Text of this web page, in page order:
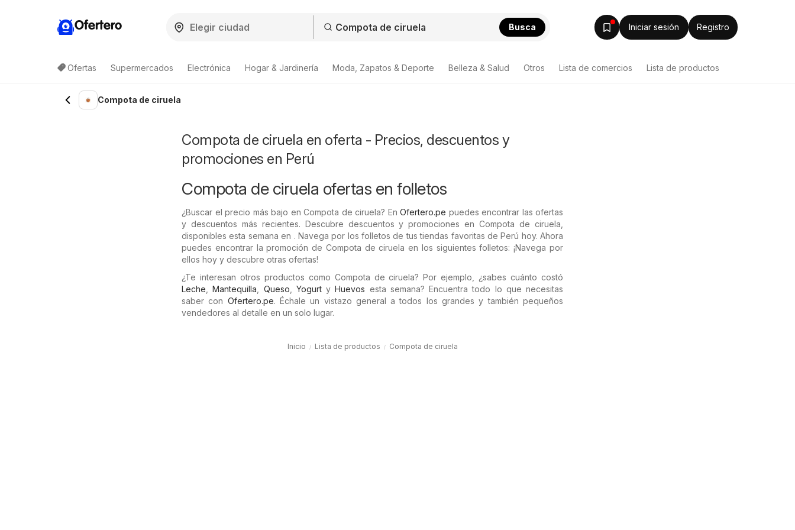
Ofertero Busca Iniciar sesión Registro
Ofertas Supermercados Electrónica Hogar & Jardinería Moda, Zapatos & Deporte Belleza & Salud Otros Lista de comercios Lista de productos
Compota de ciruela
Compota de ciruela en oferta - Precios, descuentos y
promociones en Perú
Compota de ciruela ofertas en folletos
¿Buscar el precio más bajo en Compota de ciruela? En Ofertero.pe puedes encontrar las ofertas
y descuentos más recientes. Descubre descuentos y promociones en Compota de ciruela,
disponibles esta semana en . Navega por los folletos de tus tiendas favoritas de Perú hoy. Ahora
puedes encontrar la promoción de Compota de ciruela en los siguientes folletos: ¡Navega por
ellos hoy y descubre otras ofertas!
¿Te interesan otros productos como Compota de ciruela? Por ejemplo, ¿sabes cuánto costó
Leche ,Mantequilla Queso YogurtyHuevos esta semana? Encuentra todo lo que necesitas
saber con Ofertero.pe. Échale un vistazo general a todos los grandes y también pequeños
vendedores al detalle en un solo lugar.
Inicio Lista de productos Compota de ciruela